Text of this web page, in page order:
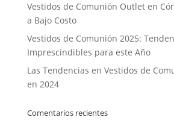
Vestidos de Comunión Outlet en
a Bajo Costo
Vestidos de Comunión 2025:
Imprescindibles para este Año
Las Tendencias en Vestidos de
en 2024
Comentarios recientes